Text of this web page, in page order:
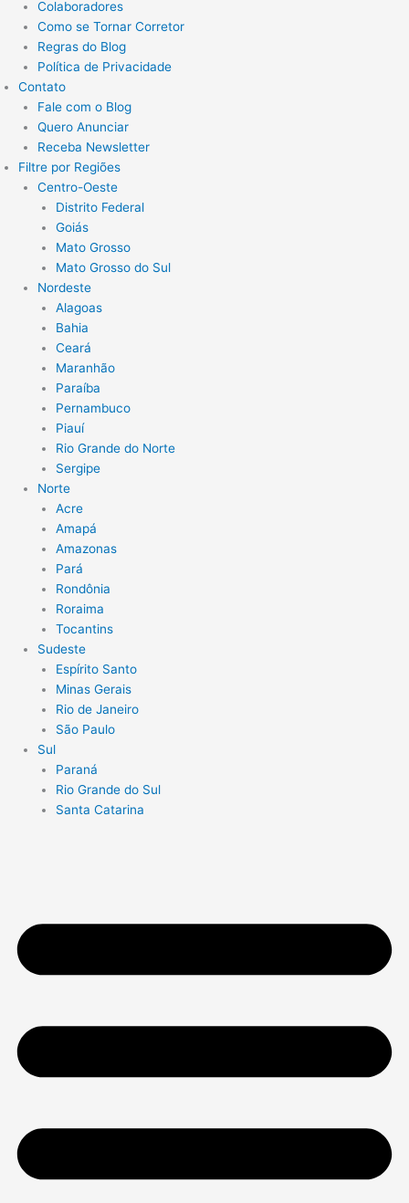
Colaboradores
Como se Tornar Corretor
Regras do Blog
Política de Privacidade
Contato
Fale com o Blog
Quero Anunciar
Receba Newsletter
Filtre por Regiões
Centro-Oeste
Distrito Federal
Goiás
Mato Grosso
Mato Grosso do Sul
Nordeste
Alagoas
Bahia
Ceará
Maranhão
Paraíba
Pernambuco
Piauí
Rio Grande do Norte
Sergipe
Norte
Acre
Amapá
Amazonas
Pará
Rondônia
Roraima
Tocantins
Sudeste
Espírito Santo
Minas Gerais
Rio de Janeiro
São Paulo
Sul
Paraná
Rio Grande do Sul
Santa Catarina